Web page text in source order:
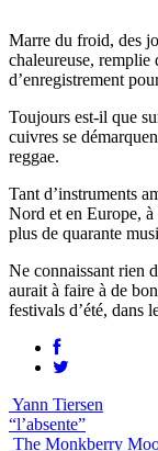
Marre du froid, des
chaleureuse, remplie
d’enregistrement
Toujours est-il que
cuivres se
reggae.
Tant d’instruments
Nord et en Europe, à
plus de quarante
Ne connaissant rien
aurait à faire à de
festivals d’été, dans
Yann Tiersen
“l’absente”
The Monkberry